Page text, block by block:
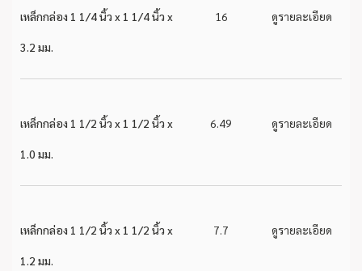
เหล็กกล่อง 1 1/4 นิ้ว x 1 1/4 นิ้ว x
3.2 มม.
16 ดูรายละเอียด
เหล็กกล่อง 1 1/2 นิ้ว x 1 1/2 นิ้ว x
1.0 มม.
6.49 ดูรายละเอียด
เหล็กกล่อง 1 1/2 นิ้ว x 1 1/2 นิ้ว x
1.2 มม.
7.7 ดูรายละเอียด